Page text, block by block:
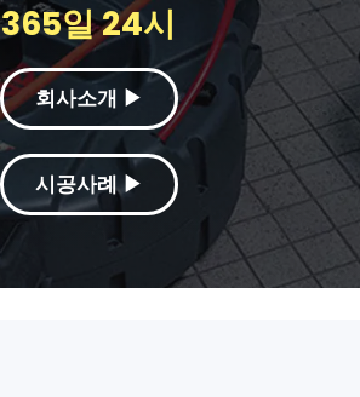
365일 24시
회사소개 ▶
시공사례 ▶